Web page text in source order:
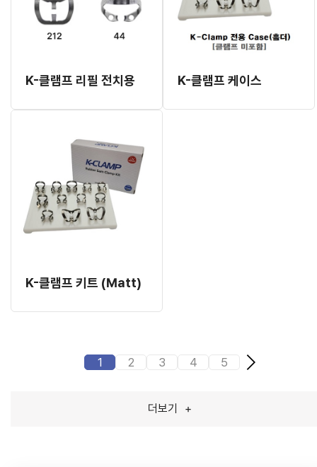
K-클램프 리필 전치용 K-클램프 케이스
K-클램프 키트 (Matt)
1 2 3 4 5
더보기 +